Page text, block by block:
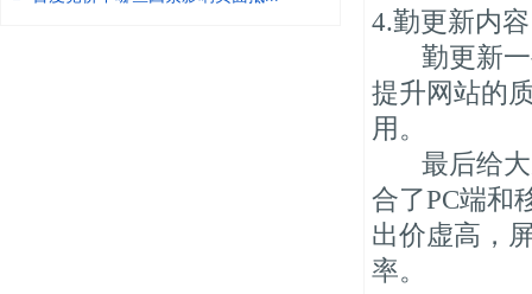
4.勤更新内容
勤更新一
提升网站的
用。
最后给大
合了PC端和
出价虚高，
率。